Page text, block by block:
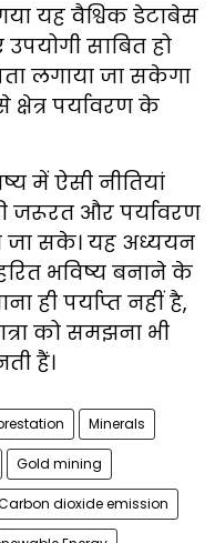
यह वैश्विक डेटाबेस
साबित हो
लगाया जा सकेगा
पर्यावरण के
में ऐसी नीतियां
जरूरत और पर्यावरण
जा सके। यह अध्ययन
भविष्य बनाने के
पर्याप्त नहीं है,
को समझना भी
हैं।
Minerals
Gold mining
dioxide emission